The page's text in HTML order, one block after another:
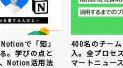
で「知」
。学びの点と
Notion活用法
400名のチー
入。全プロセ
マートニュー